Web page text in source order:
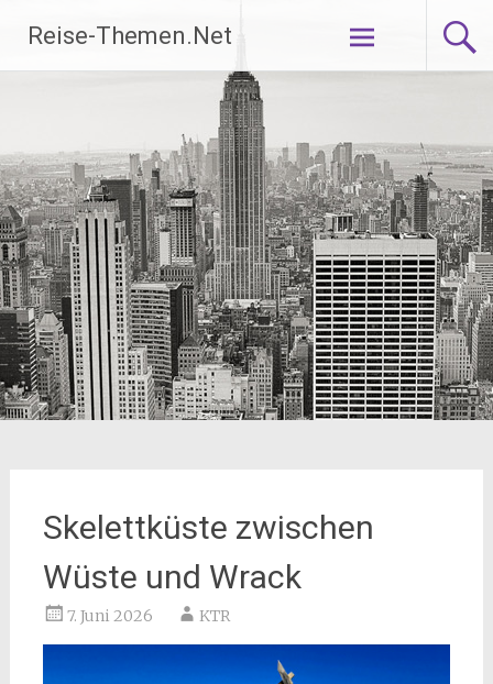
Inhalt
springen
Reise-Themen.Net
Skelettküste zwischen
Wüste und Wrack
7. Juni 2026 KTR